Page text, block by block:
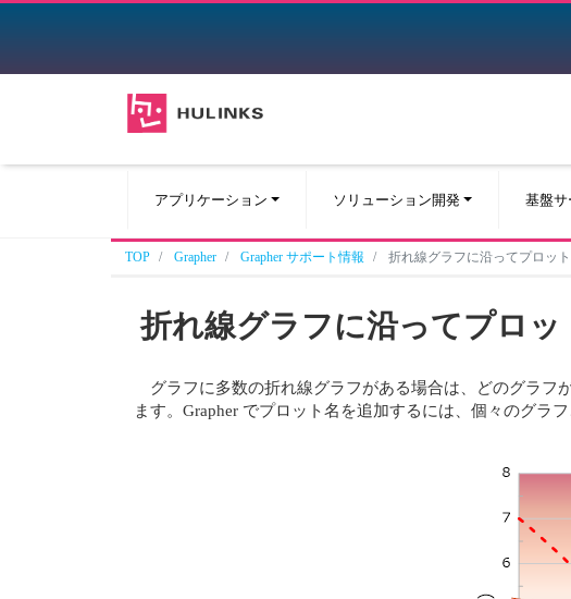
アプリケーション ソリューション開発 基盤サ
TOP Grapher Grapher サポート情報 折れ線グラフに沿ってプロッ
折れ線グラフに沿ってプロッ
グラフに多数の折れ線グラフがある場合は、どのグラフ
ます。Grapher でプロット名を追加するには、個々のグラ